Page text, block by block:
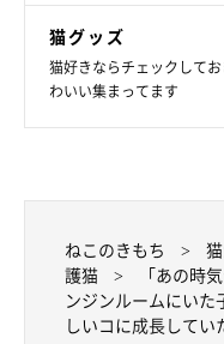
猫グッズ
猫好きならチェックして
わいい集まってます
ねこのきもち
護猫
「あの時
ンジンルームにい
しいコに成長してい